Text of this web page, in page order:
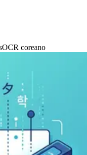
OCR coreano